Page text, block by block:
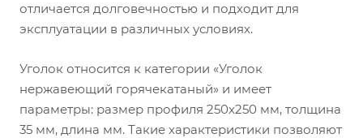
отличается долговечностью и подходит для
эксплуатации в различных условиях.
Уголок относится к категории «Уголок
нержавеющий горячекатаный» и имеет
параметры: размер профиля 250х250 мм, толщина
35 мм, длина мм. Такие характеристики позволяют